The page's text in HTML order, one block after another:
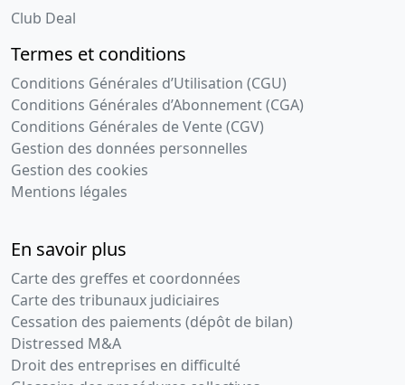
Club Deal
Termes et conditions
Conditions Générales d’Utilisation (CGU)
Conditions Générales d’Abonnement (CGA)
Conditions Générales de Vente (CGV)
Gestion des données personnelles
Gestion des cookies
Mentions légales
En savoir plus
Carte des greffes et coordonnées
Carte des tribunaux judiciaires
Cessation des paiements (dépôt de bilan)
Distressed M&A
Droit des entreprises en difficulté